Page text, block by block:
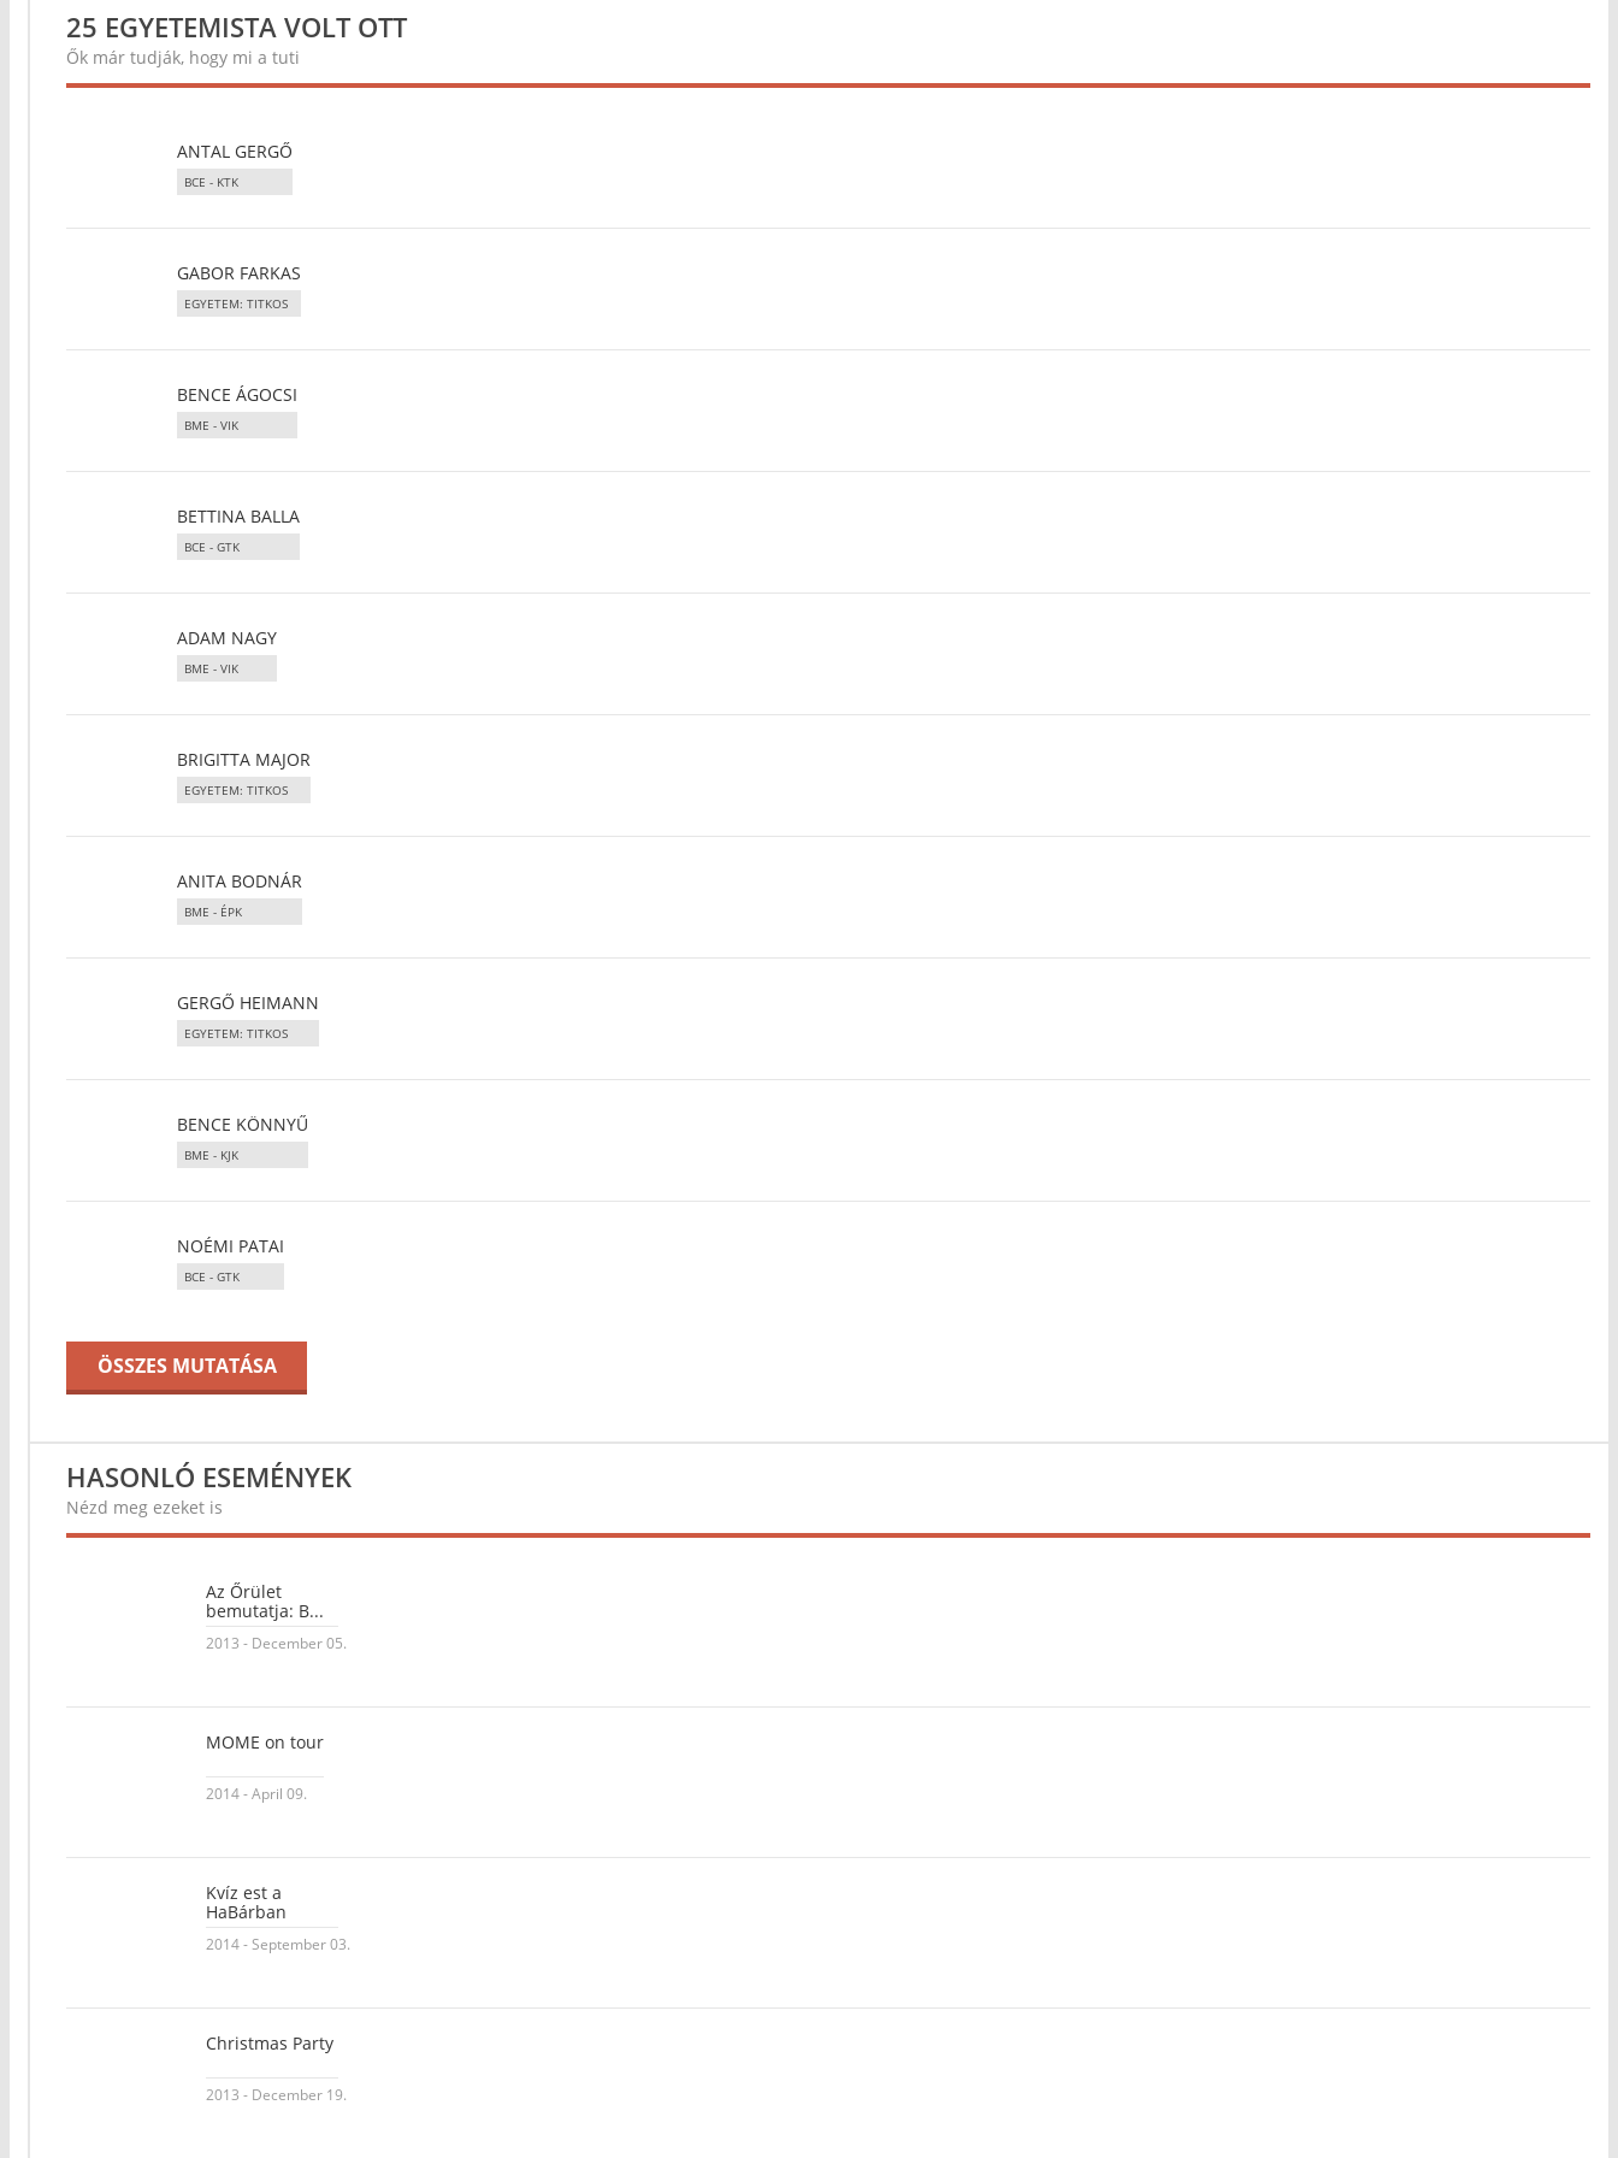
25 EGYETEMISTA VOLT OTT
Ők már tudják, hogy mi a tuti
ANTAL GERGŐ
BCE - KTK
GABOR FARKAS
EGYETEM: TITKOS
BENCE ÁGOCSI
BME - VIK
BETTINA BALLA
BCE - GTK
ADAM NAGY
BME - VIK
BRIGITTA MAJOR
EGYETEM: TITKOS
ANITA BODNÁR
BME - ÉPK
GERGŐ HEIMANN
EGYETEM: TITKOS
BENCE KÖNNYŰ
BME - KJK
NOÉMI PATAI
BCE - GTK
ÖSSZES MUTATÁSA
HASONLÓ ESEMÉNYEK
Nézd meg ezeket is
Az Őrület
bemutatja: B...
2013 - December 05.
MOME on tour
2014 - April 09.
Kvíz est a
HaBárban
2014 - September 03.
Christmas Party
2013 - December 19.